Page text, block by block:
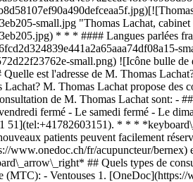
small.jpg "Thomas Lachat,
* * * #### Langues parlées
small.png) ![Icône bulle
est l'adresse de M. Thomas
M. Thomas Lachat propose des
de M. Thomas Lachat sont: -
fermé - Le samedi fermé - Le
51](tel:+41782603151). * * *
patients peuvent facilement
www.onedoc.ch/fr/acupuncteur/
## Quels types de
(MTC): - Ventouses 1. [OneDoc](https://www.onedoc.ch/fr/)/ 2. [Acupuncteur](https://www.onedoc.ch/fr/acupuncteur)/ 3. [Canton de Genève](https://www.onedoc.ch/fr/acupuncteur/canton-de-geneve)/ 4. [Bernex](https://www.onedoc.ch/fr/acupuncteur/bernex)/ 5. M. Thomas Lachat ### Prenez RDV avec M. Thomas Lachat Renseignez les informations suivantes 1 Spécialité Sélectionnez une spécialité * * * *touch\_app* Choisissez un créneau horaire *chevron\_left* mer. 05 août *chevron\_right* Voir plus de rendez-vous Créneau horaire Prendre rendez-vous ### Téléchargez l'app OneDoc Prenez rendez-vous en ligne chez un médecin, un dentiste ou un thérapeute proche de vous en Suisse. L'application OneDoc vous permet de gérer tous vos rendez-vous médicaux depuis votre natel, n'importe où et n'importe quand. ![Code QR redirigeant vers l’App Store ou Google Play pour télécharger l’app OneDoc Patients](https://www.onedoc.ch/assets/images/download-app-qr.jpeg) Scannez le QR code pour télécharger l’application [![Téléchargez notre application sur l'App Store!](https://www.onedoc.ch/assets/images/app-store-badge-fr.svg)](https://apps.apple.com/ch/app/onedoc/id1592376413?l=fr)[![Téléchargez notre application sur le Google Play Store!](https://www.onedoc.ch/assets/images/google-play-badge-fr.png)](https://play.google.com/store/apps/details?id=ch.onedoc.patient&hl=fr-CH) *keyboard\_arrow\_right* ## Spécialités associées [Acupuncteur à Genève](https://www.onedoc.ch/fr/acupuncteur/geneve)[Acupuncteur à Carouge](https://www.onedoc.ch/fr/acupuncteur/carouge)[Acupuncteur à Meyrin](https://www.onedoc.ch/fr/acupuncteur/meyrin)[Acupuncteur à Nyon](https://www.onedoc.ch/fr/acupuncteur/nyon)[Acupuncteur à Vernier](https://www.onedoc.ch/fr/acupuncteur/vernier)[Acupuncteur à Lancy](https://www.onedoc.ch/fr/acupuncteur/lancy)[Acupuncteur à Gland](https://www.onedoc.ch/fr/acupuncteur/gland)[Acupuncteur à Thônex](https://www.onedoc.ch/fr/acupuncteur/thonex)[Acupuncteur à Morges](https://www.onedoc.ch/fr/acupuncteur/morges)[Acupuncteur à Chêne-Bourg](https://www.onedoc.ch/fr/acupuncteur/chene-bourg)[Acupuncteur à Versoix](https://www.onedoc.ch/fr/acupuncteur/versoix)[Acupuncteur à Onex](https://www.onedoc.ch/fr/acupuncteur/onex)[Acupuncteur à Plan-les-Ouates](https://www.onedoc.ch/fr/acupuncteur/plan-les-ouates)[Acupuncteur à Collonge-Bellerive](https://www.onedoc.ch/fr/acupuncteur/collonge-bellerive)[Acupuncteur à Cologny](https://www.onedoc.ch/fr/acupuncteur/cologny)[Acupuncteur à Veyrier](https://www.onedoc.ch/fr/acupuncteur/veyrier)[Acupuncteur à Petit-Lancy](https://www.onedoc.ch/fr/acupuncteur/petit-lancy)[Acupuncteur à Rolle](https://www.onedoc.ch/fr/acupuncteur/rolle)[Acupuncteur à Bernex](https://www.onedoc.ch/fr/acupuncteur/bernex)[Acupuncteur à Vich](https://www.onedoc.ch/fr/acupuncteur/vich)[Acupuncteur à Chambésy](https://www.onedoc.ch/fr/acupuncteur/chambesy) *keyboard\_arrow\_right* ## Recherches fréquentes [Physiothérapeute à Genève](https://www.onedoc.ch/fr/physiotherapeute/geneve)[Psychologue à Genève](https://www.onedoc.ch/fr/psychologue/geneve)[Médecin généraliste à Genève](https://www.onedoc.ch/fr/medecin-generaliste/geneve)[Thérapeute en drainage lymphatique à Genève](https://www.onedoc.ch/fr/therapeute-en-drainage-lymphatique/geneve)[Masseur classique à Genève](https://www.onedoc.ch/fr/masseur-classique/geneve)[Spécialiste en médecine interne générale à Genève](https://www.onedoc.ch/fr/specialiste-en-